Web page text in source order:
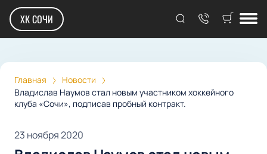
ХК СОЧИ
Главная
Новости
Владислав Наумов стал новым участником хоккейного
клуба «Сочи», подписав пробный контракт.
23 ноября 2020